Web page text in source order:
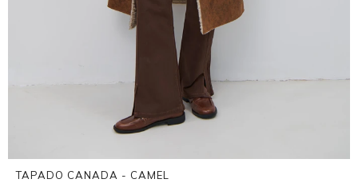
TAPADO CANADA - CAMEL